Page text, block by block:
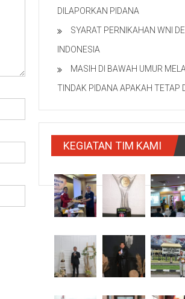
DILAPORKAN PIDANA
SYARAT PERNIKAHAN WNI
INDONESIA
MASIH DI BAWAH UMUR
TINDAK PIDANA APAKAH TETAP
KEGIATAN TIM KAMI